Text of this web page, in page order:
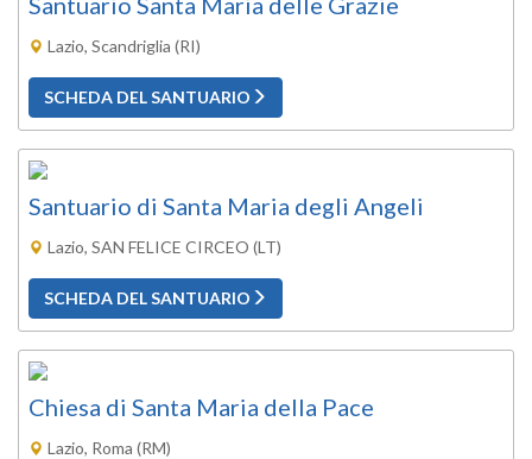
Lazio, Scandriglia (RI)
SCHEDA DEL SANTUARIO
Santuario di Santa Maria degli Angeli
Lazio, SAN FELICE CIRCEO (LT)
SCHEDA DEL SANTUARIO
Chiesa di Santa Maria della Pace
Lazio, Roma (RM)